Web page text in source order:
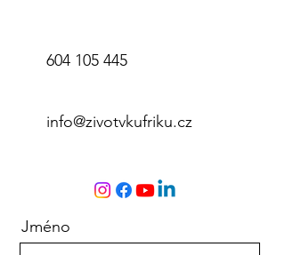
604 105 445
info@zivotvkufriku.cz
Jméno